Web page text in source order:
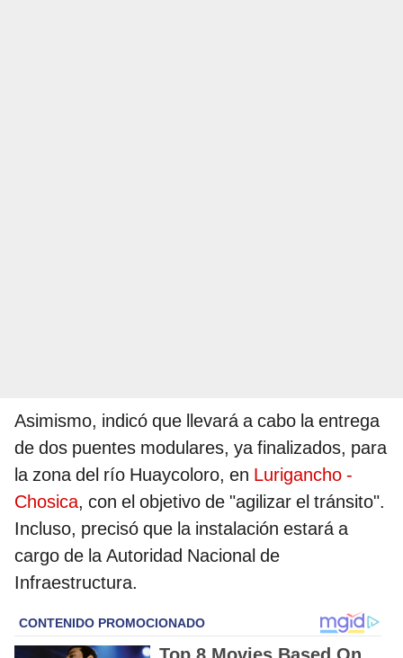
Asimismo, indicó que llevará a cabo la entrega
de dos puentes modulares, ya finalizados, para
la zona del río Huaycoloro, en Lurigancho -
Chosica, con el objetivo de "agilizar el tránsito".
Incluso, precisó que la instalación estará a
cargo de la Autoridad Nacional de
Infraestructura.